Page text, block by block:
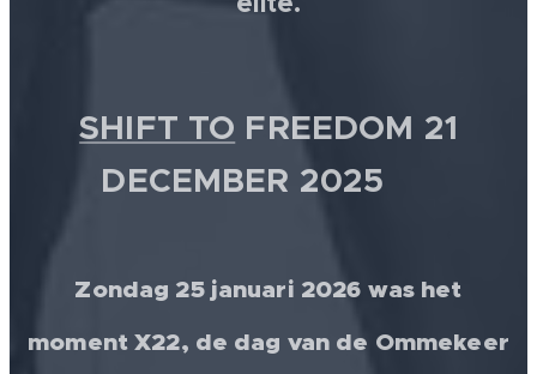
SHIFT TO FREEDOM 21
DECEMBER 2025 💫
Zondag 25 januari 2026 was het
moment X22, de dag van de Ommekeer